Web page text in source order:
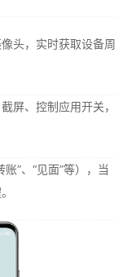
头，实时获取设备周
屏、控制应用开关，
”、“见面”等），当